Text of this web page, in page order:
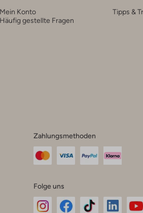
Mein Konto
Häufig gestellte Fragen
Tipps &
Zahlungsmethoden
Folge uns